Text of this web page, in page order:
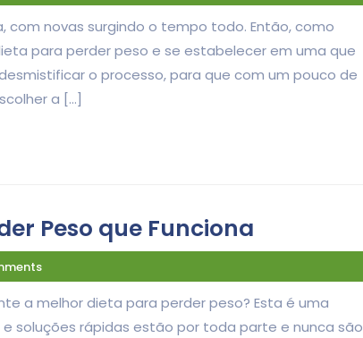
com novas surgindo o tempo todo. Então, como
para perder peso e se estabelecer em uma que
o processo, para que com um pouco de
a […]
Peso que Funciona
a melhor dieta para perder peso? Esta é uma
soluções rápidas estão por toda parte e nunca são